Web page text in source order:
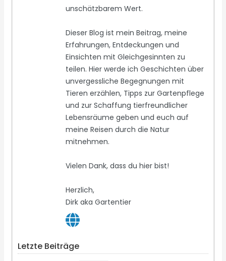
unschätzbarem Wert.
Dieser Blog ist mein Beitrag, meine
Erfahrungen, Entdeckungen und
Einsichten mit Gleichgesinnten zu
teilen. Hier werde ich Geschichten über
unvergessliche Begegnungen mit
Tieren erzählen, Tipps zur Gartenpflege
und zur Schaffung tierfreundlicher
Lebensräume geben und euch auf
meine Reisen durch die Natur
mitnehmen.
Vielen Dank, dass du hier bist!
Herzlich,
Dirk aka Gartentier
Letzte Beiträge